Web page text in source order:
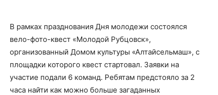
В рамках празднования Дня молодежи состоялся
вело-фото-квест «Молодой Рубцовск»,
организованный Домом культуры «Алтайсельмаш», с
площадки которого квест стартовал. Заявки на
участие подали 6 команд. Ребятам предстояло за 2
часа найти как можно больше загаданных